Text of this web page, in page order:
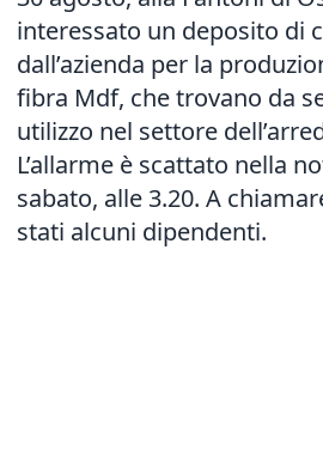
interessato un deposito di
dall’azienda per la
fibra Mdf, che trovano da
utilizzo nel settore
L’allarme è scattato nella
sabato, alle 3.20. A
stati alcuni dipendenti.